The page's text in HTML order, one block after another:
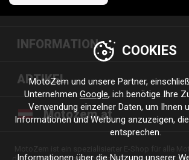
INFORMATION
ARTIKEL
Motozem.at
COOKIES
MotoZem und unsere Partner,
Unternehmen Google, ich benötige Ihre
Verwendung einzelner Daten, um Ihnen
Informationen und Werbung anzuzeigen,
entsprechen.
Informationen über die Nutzung unserer